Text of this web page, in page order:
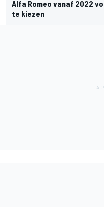
Alfa Romeo vanaf 2022
te kiezen